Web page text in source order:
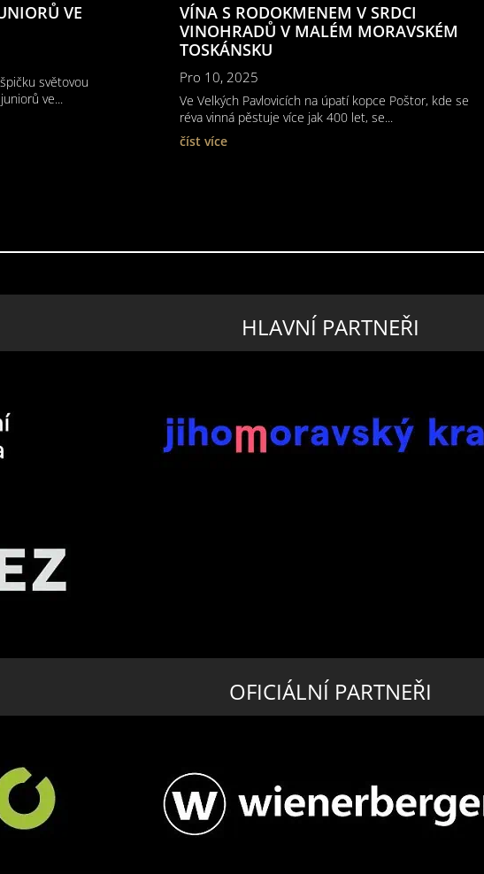
VE
světovou
ve...
VÍNA S RODOKMENEM V SRDCI
VINOHRADŮ V MALÉM MORAVSKÉM
TOSKÁNSKU
Pro 10, 2025
Ve Velkých Pavlovicích na úpatí kopce Poštor, kde se
réva vinná pěstuje více jak 400 let, se...
číst více
HLAVNÍ PARTNEŘI
OFICIÁLNÍ PARTNEŘI